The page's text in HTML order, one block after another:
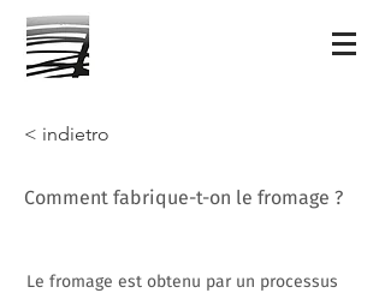
< indietro
Comment fabrique-t-on le fromage ?
Le fromage est obtenu par un processus